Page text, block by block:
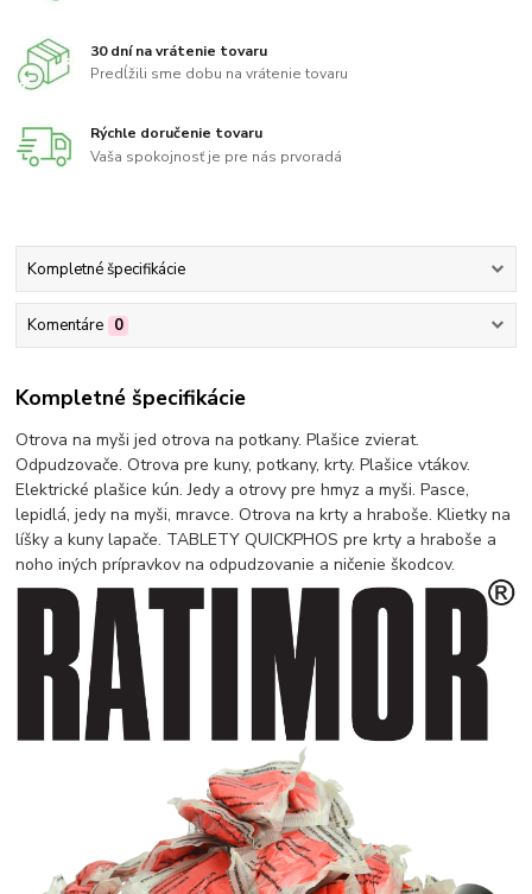
30 dní na vrátenie tovaru
Predĺžili sme dobu na vrátenie tovaru
Rýchle doručenie tovaru
Vaša spokojnosť je pre nás prvoradá
Kompletné špecifikácie
Komentáre 0
Kompletné špecifikácie
Otrova na myši jed otrova na potkany. Plašice zvierat.
Odpudzovače. Otrova pre kuny, potkany, krty. Plašice vtákov.
Elektrické plašice kún. Jedy a otrovy pre hmyz a myši. Pasce,
lepidlá, jedy na myši, mravce. Otrova na krty a hraboše. Klietky na
líšky a kuny lapače. TABLETY QUICKPHOS pre krty a hraboše a
noho iných prípravkov na odpudzovanie a ničenie škodcov.